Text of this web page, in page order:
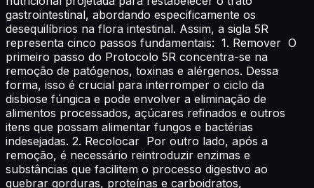
gastrointestinal, abordando especificamente os
desequilíbrios na flora intestinal. Assim, a sigla 5R
representa cinco passos fundamentais: 1. Remover O
primeiro passo do Protocolo 5R concentra-se na
remoção de patógenos, toxinas e alérgenos. Dessa
forma, isso é crucial para interromper o ciclo da
disbiose fúngica e pode envolver a eliminação de
alimentos processados, açúcares refinados e outros
itens que possam alimentar fungos e bactérias
indesejadas. 2. Recolocar Por outro lado, após a
remoção, é necessário reintroduzir enzimas e
substâncias que facilitem o processo digestivo ao
quebrar gorduras, proteínas e carboidratos,